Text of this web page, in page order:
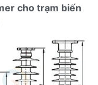
cho trạm biến